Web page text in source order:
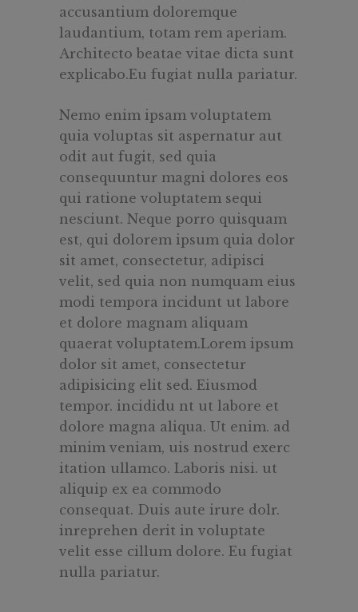
accusantium doloremque
laudantium, totam rem aperiam.
Architecto beatae vitae dicta sunt
explicabo.Eu fugiat nulla pariatur.
Nemo enim ipsam voluptatem
quia voluptas sit aspernatur aut
odit aut fugit, sed quia
consequuntur magni dolores eos
qui ratione voluptatem sequi
nesciunt. Neque porro quisquam
est, qui dolorem ipsum quia dolor
sit amet, consectetur, adipisci
velit, sed quia non numquam eius
modi tempora incidunt ut labore
et dolore magnam aliquam
quaerat voluptatem.Lorem ipsum
dolor sit amet, consectetur
adipisicing elit sed. Eiusmod
tempor. incididu nt ut labore et
dolore magna aliqua. Ut enim. ad
minim veniam, uis nostrud exerc
itation ullamco. Laboris nisi. ut
aliquip ex ea commodo
consequat. Duis aute irure dolr.
inreprehen derit in voluptate
velit esse cillum dolore. Eu fugiat
nulla pariatur.